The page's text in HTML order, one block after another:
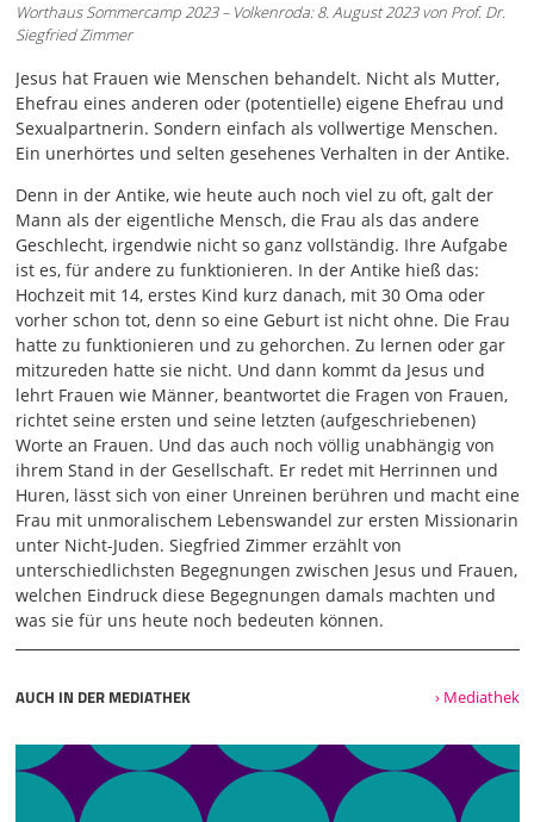
Erachtens nicht gehen. Aber wir müssen uns dessen
bewusst sein, es liegt tatsächlich eine tiefe Einseitigkeit
vor.
02:01
Und wir stehen vor der Aufgabe, diese Einseitigkeit zu
bearbeiten, zu verarbeiten. Und diese anspruchsvolle
langwierige Arbeit können Männer allein nicht leisten.
Deswegen war es gut und notwendig, dass in der zweiten
Hälfte des 20. Jahrhunderts die feministische Theologie
entstand. Sie hat sich inzwischen zu einer breiten
Bewegung entwickelt, die vieles zum Besseren gewendet
hat. Es studieren heute mehr Frauen an den Universitäten
Theologie als Männer. Und die Zahl der weiblichen
Dozentinnen und Professorinnen steigt langsam aber
sicher voran.
03:10
Gott sei Dank. Und vermutlich schreiben zurzeit mehr
Frauen eine theologische Doktorarbeit als Männer. Das ist
natürlich ein enormer Unterschied zu den biblischen
Zeiten, wo nur die Männer lesen und schreiben konnten
und die Frauen in aller Regel Analphabetinnen waren.
Auch ich habe von der feministischen Theologie sehr viel
gelernt. Freue ich mich darüber, viele Inspirationen, neue
Landschaften, ganz neue Seeweisen. Und auch diesen
Vortrag, den ich jetzt dann halten werde, wäre ohne die
Ich beginne in einem ersten allgemeinen Teil die Stellung
der Frau oder die Rolle der Frau in der antiken
Gesellschaft. Die Stellung der Frau in der antiken, klammer
Worthaus Sommercamp 2023 – Volkenroda: 8. August 2023 von Prof. Dr.
Siegfried Zimmer
Jesus hat Frauen wie Menschen behandelt. Nicht als Mutter,
Ehefrau eines anderen oder (potentielle) eigene Ehefrau und
Sexualpartnerin. Sondern einfach als vollwertige Menschen.
Ein unerhörtes und selten gesehenes Verhalten in der Antike.
Denn in der Antike, wie heute auch noch viel zu oft, galt der
Mann als der eigentliche Mensch, die Frau als das andere
Geschlecht, irgendwie nicht so ganz vollständig. Ihre Aufgabe
ist es, für andere zu funktionieren. In der Antike hieß das:
Hochzeit mit 14, erstes Kind kurz danach, mit 30 Oma oder
vorher schon tot, denn so eine Geburt ist nicht ohne. Die Frau
hatte zu funktionieren und zu gehorchen. Zu lernen oder gar
mitzureden hatte sie nicht. Und dann kommt da Jesus und
lehrt Frauen wie Männer, beantwortet die Fragen von Frauen,
richtet seine ersten und seine letzten (aufgeschriebenen)
Worte an Frauen. Und das auch noch völlig unabhängig von
ihrem Stand in der Gesellschaft. Er redet mit Herrinnen und
Huren, lässt sich von einer Unreinen berühren und macht eine
Frau mit unmoralischem Lebenswandel zur ersten Missionarin
unter Nicht-Juden. Siegfried Zimmer erzählt von
unterschiedlichsten Begegnungen zwischen Jesus und Frauen,
welchen Eindruck diese Begegnungen damals machten und
was sie für uns heute noch bedeuten können.
AUCH IN DER MEDIATHEK › Mediathek